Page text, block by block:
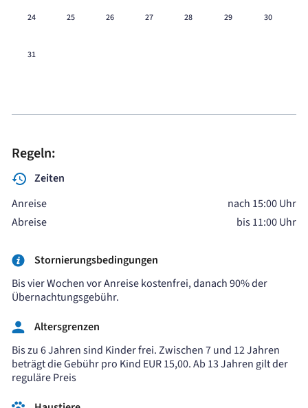
24 25 26 27 28 29 30
31
Regeln:
Zeiten
Anreise
nach 15:00 Uhr
Abreise
bis 11:00 Uhr
Stornierungsbedingungen
Bis vier Wochen vor Anreise kostenfrei, danach 90% der
Übernachtungsgebühr.
Altersgrenzen
Bis zu 6 Jahren sind Kinder frei. Zwischen 7 und 12 Jahren
beträgt die Gebühr pro Kind EUR 15,00. Ab 13 Jahren gilt der
reguläre Preis